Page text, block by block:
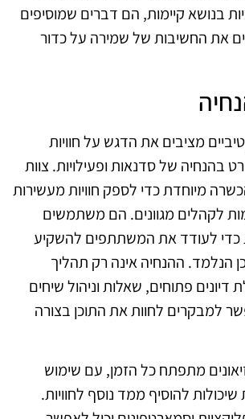
בנושא קיימות, הם דברים שמוסיפים
את החשיבות של שמירה על כדור
מציבים את הדגש על חוויות
בהנחיה של סדנאות ופעילויות. צוות
מיוחדת כדי לספק חוויות מעשירות
לקהלים מגוונים. הם משתמשים
כדי לעודד את המשתתפים להשקיע
הנלמד. ההנחיה אינה רק תהליך
דיונים פתוחים, שאלות וניהול שיחים
למבקרים לחוות את התוכן בצורה
מתפתח כל הזמן, עם שימוש
שיכולות להוסיף ממד נוסף לחוויות.